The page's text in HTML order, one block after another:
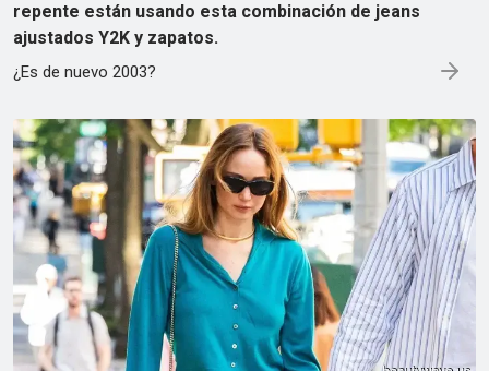
repente están usando esta combinación de jeans
ajustados Y2K y zapatos.
¿Es de nuevo 2003?